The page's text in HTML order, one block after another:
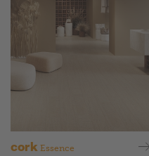
cork Essence